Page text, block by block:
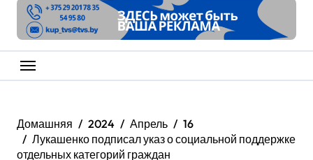
Домашняя 2024 Апрель
16
Лукашенко подписал указ о социальной поддержке
отдельных категорий граждан